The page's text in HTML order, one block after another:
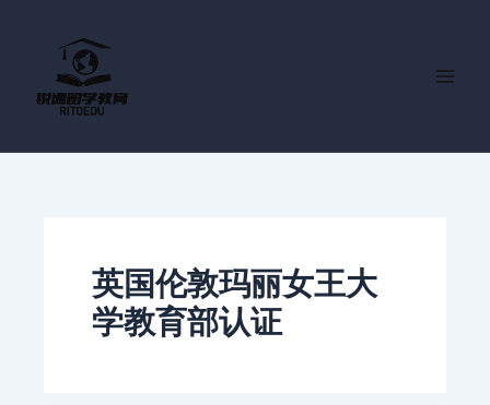
英国伦敦玛丽女王大
学教育部认证